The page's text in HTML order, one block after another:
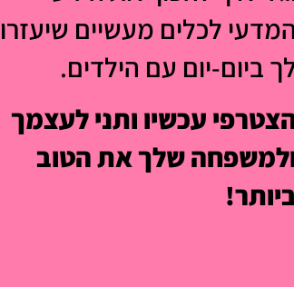
המדעי לכלים מעשיים שיעזרו
ביום-יום עם הילדים.
עכשיו ותני לעצמך
שלך את הטוב